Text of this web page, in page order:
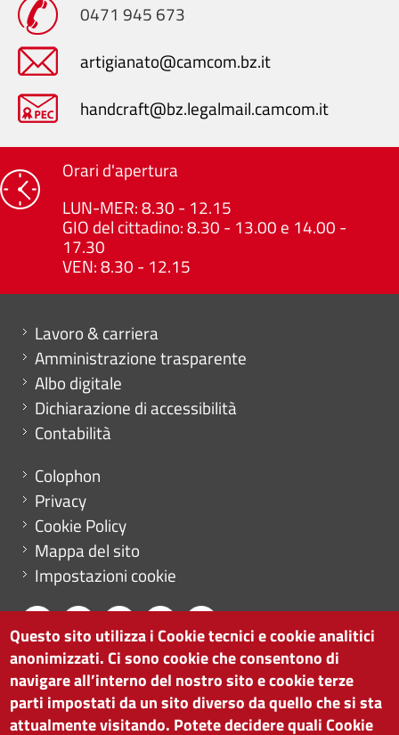
0471 945 673
artigianato@camcom.bz.it
handcraft@bz.legalmail.camcom.it
Orari d'apertura
LUN-MER: 8.30 - 12.15
GIO del cittadino: 8.30 - 13.00 e 14.00 -
17.30
VEN: 8.30 - 12.15
Mini menu di servizio
Lavoro & carriera
Amministrazione trasparente
Albo digitale
Dichiarazione di accessibilità
Contabilità
Menu footer
Colophon
Privacy
Cookie Policy
Mappa del sito
Impostazioni cookie
CAMERA DI COMMERCIO DI BOLZANO
via Alto Adige 60 | I-39100 Bolzano
tel. 0471 945 511 |info@camcom.bz.it
Questo sito utilizza i Cookie tecnici e cookie analitici
anonimizzati. Ci sono cookie che consentono di
navigare all’interno del nostro sito e cookie terze
parti impostati da un sito diverso da quello che si sta
attualmente visitando. Potete decidere quali Cookie